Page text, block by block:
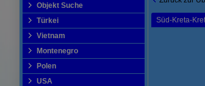
Objekt Suche
Türkei
Vietnam
Montenegro
Polen
USA
Süd-Kreta-